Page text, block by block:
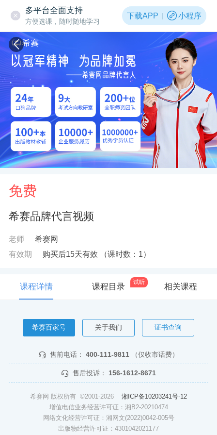
多平台全面支持
方便选课，随时随地学习
下载APP 小程序
免费
希赛品牌代言视频
老师
希赛网
有效期
购买后15天有效 （课时数： 1）
课程详情 课程目录
试听
相关课程
希赛百家号 关于我们 证书查询
售前电话： 400-111-9811 （仅收市话费）
售后投诉： 156-1612-8671
希赛网 版权所有 ©2001-2026 湘ICP备10203241号-12
增值电信业务经营许可证：湘B2-20210474
网络文化经营许可证：湘网文(2022)0042-005号
出版物经营许可证：4301042021177